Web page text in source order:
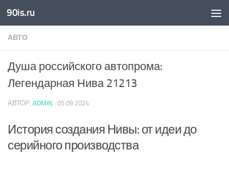
Skip to content
90is.ru
АВТО
Душа российского автопрома:
Легендарная Нива 21213
АВТОР: ADMIN · 05.09.2024
История создания Нивы: от идеи до
серийного производства